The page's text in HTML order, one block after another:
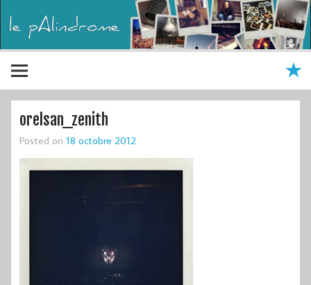
orelsan_zenith
Posted on 18 octobre 2012